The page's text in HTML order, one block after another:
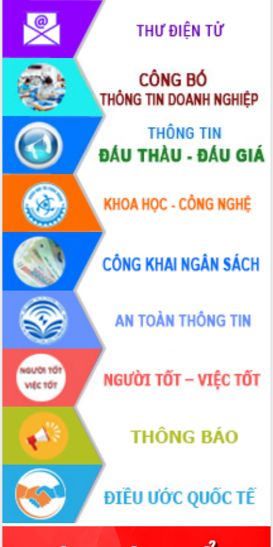
trưởng đạt 5,86% trong năm 2026
UBND tỉnh Đắk Lắk triển khai công tác
quốc phòng, quân sự địa phương năm
2026
Đắk Lắk tập trung toàn lực khắc phục
tồn tại IUU, sẵn sàng làm việc với
Đoàn thanh tra EC
Chủ tịch UBND tỉnh Tạ Anh Tuấn thăm,
chúc mừng các bệnh viện nhân Ngày
Thầy thuốc Việt Nam
Rộn ràng lễ hội truyền thống Sông
nước Đà Nông lần thứ I năm 2026
Kỳ họp Chuyên đề lần thứ Năm, HĐND
tỉnh Đắk Lắk thông qua các nghị quyết
quan trọng
Thống nhất danh sách giới thiệu ứng
cử đại biểu Quốc hội khoá XVI và đại
biểu HĐND tỉnh Đắk Lắk, nhiệm kỳ
2026-2031
Phát động hai phong trào thi đua quan
trọng trong kỷ nguyên mới
Hội nghị lần thứ tư Ban Chỉ đạo công
tác bầu cử tỉnh Đắk Lắk
Hội nghị Báo cáo viên Trung ương
tháng 01/2026
Phó Thủ tướng Hồ Quốc Dũng đánh giá
cao kết quả Chiến dịch Quang Trung
tại Đắk Lắk
Hội nghị Ban Chấp hành Đảng bộ tỉnh
Đắk Lắk lần thứ 2 (mở rộng)
Tập trung giải phóng mặt bằng, đẩy
nhanh tiến độ Tuyến đường bộ ven
Gỡ khó, khởi công xây dựng, sửa chữa
toàn bộ nhà ở cho hộ dân đúng tiến độ
đề ra
UBND tỉnh Đắk Lắk tổng kết công tác
quốc phòng, quân sự địa phương năm
2025
Tập trung triển khai quyết liệt, đồng bộ
các giải pháp nhằm thực hiện hiệu quả